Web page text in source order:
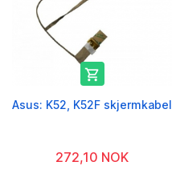

Asus: K52, K52F skjermkabel
272,10 NOK